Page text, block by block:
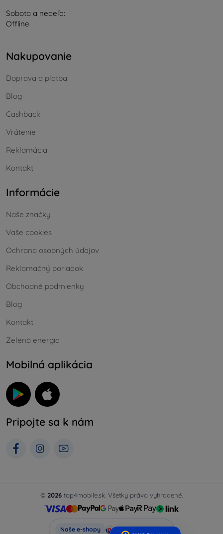
Sobota a nedeľa:
Offline
Nakupovanie
Doprava a platba
Blog
Cashback
Vrátenie
Reklamácia
Kontakt
Informácie
Naše značky
Vaše cookies
Ochrana osobných údajov
Reklamačný poriadok
Obchodné podmienky
Blog
Kontakt
Zelená energia
Mobilná aplikácia
Pripojte sa k nám
© 2026 top4mobile.sk. Všetky práva vyhradené.
Naše e-shopy Top4Mobile.sk